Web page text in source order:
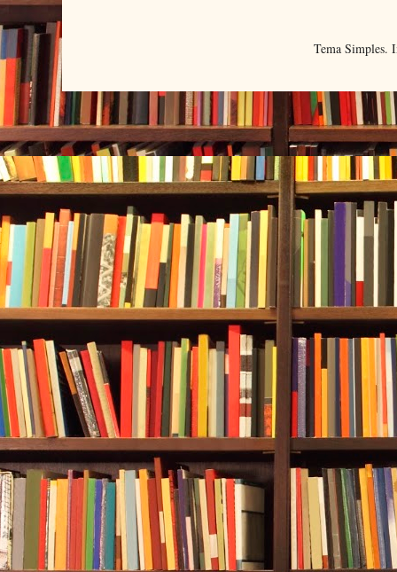
Tema Simples.